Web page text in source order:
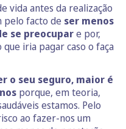
vida antes da realização
pelo facto de ser menos
se preocupare por,
iria pagar caso o faça
o seu seguro, maior é
porque, em teoria,
estamos. Pelo
ao fazer-nos um